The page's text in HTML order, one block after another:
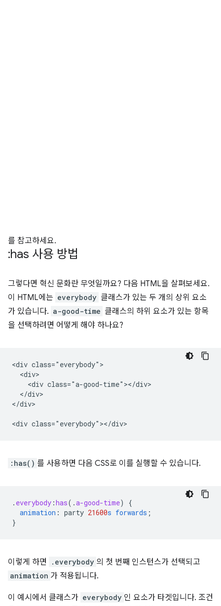
를 참고하세요.
:has 사용 방법
그렇다면 혁신 문화란 무엇일까요? 다음 HTML을 살펴보세요.
이 HTML에는 everybody 클래스가 있는 두 개의 상위 요소
가 있습니다. a-good-time 클래스의 하위 요소가 있는 항목
을 선택하려면 어떻게 해야 하나요?
<div class="everybody">
  <div>
    <div class="a-good-time"></div>
  </div>
</div>
:has() 를 사용하면 다음 CSS로 이를 실행할 수 있습니다.
. everybody :has( .a-good-time)
{
animation : party 21600s forwards ;
}
이렇게 하면 .everybody 의 첫 번째 인스턴스가 선택되고
animation 가 적용됩니다.
이 예시에서 클래스가 everybody 인 요소가 타겟입니다. 조건